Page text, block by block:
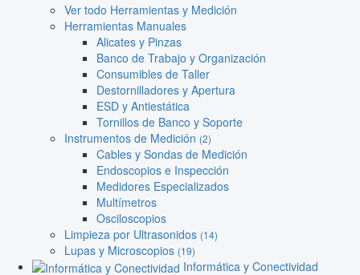
Ver todo Herramientas y Medición
Herramientas Manuales
Alicates y Pinzas
Banco de Trabajo y Organización
Consumibles de Taller
Destornilladores y Apertura
ESD y Antiestática
Tornillos de Banco y Soporte
Instrumentos de Medición (2)
Cables y Sondas de Medición
Endoscopios e Inspección
Medidores Especializados
Multímetros
Osciloscopios
Limpieza por Ultrasonidos (14)
Lupas y Microscopios (19)
Informática y Conectividad